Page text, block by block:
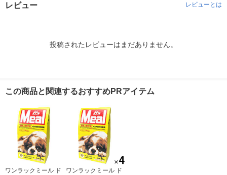
レビュー レビューとは
投稿されたレビューはまだありません。
この商品と関連するおすすめPRアイテム
ワンラックミール ド
ワンラックミール ド